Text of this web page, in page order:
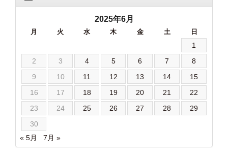
2025年6月
月 火 水 木 金 土 日
1
2
3 4 5 6 7
8
9
10 11 12 13 14
15
16
17 18 19 20 21
22
23
24 25 26 27 28
29
30
« 5月
7月 »